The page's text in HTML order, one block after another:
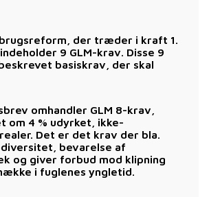
der træder i kraft 1.
9 GLM-krav. Disse 9
basiskrav, der skal
omhandler GLM 8-krav,
om 4 % udyrket, ikke-
Det er det krav der bla.
bevarelse af
og giver forbud mod klipning
i fuglenes yngletid.